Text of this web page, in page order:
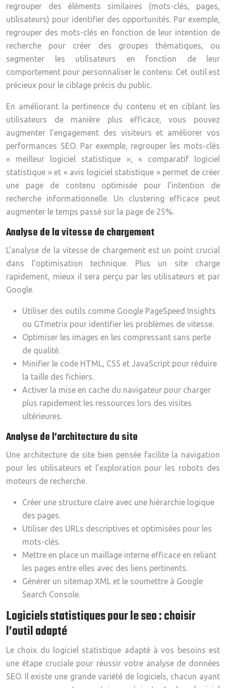
regrouper des éléments similaires (mots-clés, pages,
utilisateurs) pour identifier des opportunités. Par exemple,
regrouper des mots-clés en fonction de leur intention de
recherche pour créer des groupes thématiques, ou
segmenter les utilisateurs en fonction de leur
comportement pour personnaliser le contenu. Cet outil est
précieux pour le ciblage précis du public.
En améliorant la pertinence du contenu et en ciblant les
utilisateurs de manière plus efficace, vous pouvez
augmenter l’engagement des visiteurs et améliorer vos
performances SEO. Par exemple, regrouper les mots-clés
« meilleur logiciel statistique », « comparatif logiciel
statistique » et « avis logiciel statistique » permet de créer
une page de contenu optimisée pour l’intention de
recherche informationnelle. Un clustering efficace peut
augmenter le temps passé sur la page de 25%.
Analyse de la vitesse de chargement
L’analyse de la vitesse de chargement est un point crucial
dans l’optimisation technique. Plus un site charge
rapidement, mieux il sera perçu par les utilisateurs et par
Google.
Utiliser des outils comme Google PageSpeed Insights
ou GTmetrix pour identifier les problèmes de vitesse.
Optimiser les images en les compressant sans perte
de qualité.
Minifier le code HTML, CSS et JavaScript pour réduire
la taille des fichiers.
Activer la mise en cache du navigateur pour charger
plus rapidement les ressources lors des visites
ultérieures.
Analyse de l’architecture du site
Une architecture de site bien pensée facilite la navigation
pour les utilisateurs et l’exploration pour les robots des
moteurs de recherche.
Créer une structure claire avec une hiérarchie logique
des pages.
Utiliser des URLs descriptives et optimisées pour les
mots-clés.
Mettre en place un maillage interne efficace en reliant
les pages entre elles avec des liens pertinents.
Générer un sitemap XML et le soumettre à Google
Search Console.
Logiciels statistiques pour le seo : choisir
l’outil adapté
Le choix du logiciel statistique adapté à vos besoins est
une étape cruciale pour réussir votre analyse de données
SEO. Il existe une grande variété de logiciels, chacun ayant